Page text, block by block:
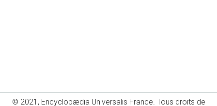
© 2021, Encyclopædia Universalis France. Tous droits de